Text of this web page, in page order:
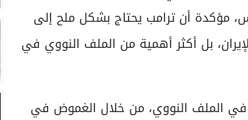
مؤكدة أن ترامب يحتاج بشكل ملح إلى
بل أكثر أهمية من الملف النووي في
في الملف النووي، من خلال الغموض في